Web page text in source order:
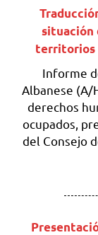
situación
territorios
Informe
Albanese (A/
derechos
ocupados,
del Consejo